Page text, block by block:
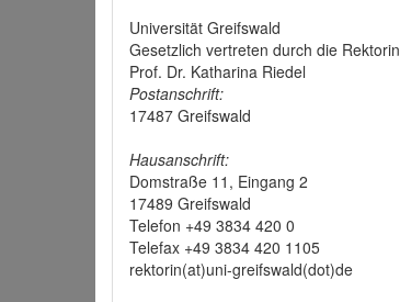
Universität Greifswald
Gesetzlich vertreten durch die Rektorin
Prof. Dr. Katharina Riedel
Postanschrift:
17487 Greifswald
Hausanschrift:
Domstraße 11, Eingang 2
17489 Greifswald
Telefon +49 3834 420 0
Telefax +49 3834 420 1105
rektorin(at)uni-greifswald(dot)de